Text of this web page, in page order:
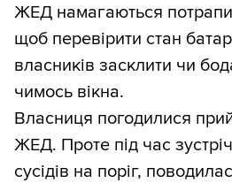
ЖЕД намагаються
щоб перевірити стан
власників засклити чи
чимось вікна.
Власниця погодилися
ЖЕД. Проте під час
сусідів на поріг,